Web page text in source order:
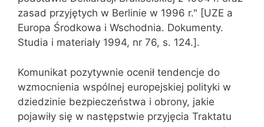
zasad przyjętych w Berlinie w 1996 r." [UZE a
Europa Środkowa i Wschodnia. Dokumenty.
Studia i materiały 1994, nr 76, s. 124.].
Komunikat pozytywnie ocenił tendencje do
wzmocnienia wspólnej europejskiej polityki w
dziedzinie bezpieczeństwa i obrony, jakie
pojawiły się w następstwie przyjęcia Traktatu